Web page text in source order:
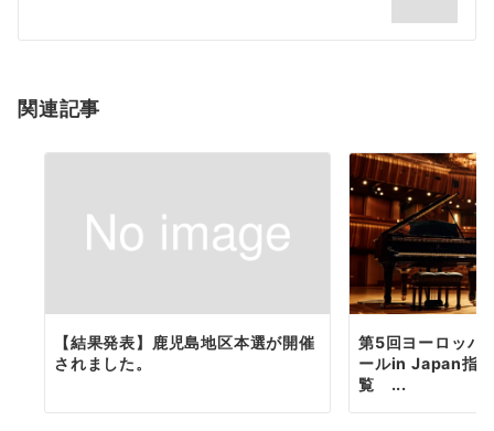
関連記事
【結果発表】鹿児島地区本選が開催
されました。
第5回ヨーロッパ
ールin Japan指
覧 ...